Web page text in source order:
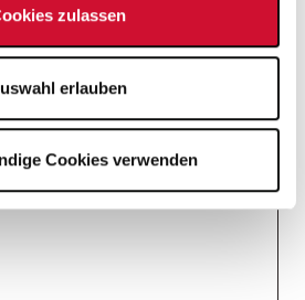
zulassen
erlauben
Cookies verwenden
Süd e.V.